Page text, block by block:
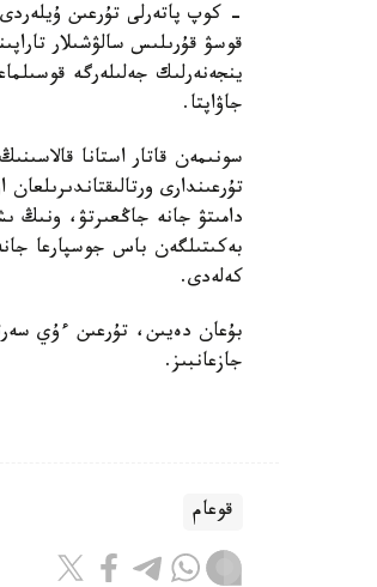
- كوپ پاتەرلى تۇرعىن ۇيلەردى
قوسۋ قۇرىلىس سالۋشىلار
ينجەنەرلىك جەلىلەرگە
جاۋاپتا.
سونىمەن قاتار استانا
دامىتۋ جانە جاڭعىرتۋ، ونىڭ
بەكىتىلگەن باس جوسپارعا
كەلەدى.
بۇعان دەيىن، تۇرعىن ءۇي
جازعانبىز.
قوعام